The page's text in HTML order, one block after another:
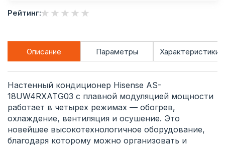
Рейтинг:
Описание Параметры Характеристики
Настенный кондиционер Hisense AS-
18UW4RXATG03 с плавной модуляцией мощности
работает в четырех режимах — обогрев,
охлаждение, вентиляция и осушение. Это
новейшее высокотехнологичное оборудование,
благодаря которому можно организовать и